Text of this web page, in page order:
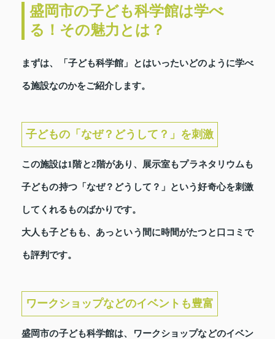
盛岡市の子ども科学館は学べ
る！その魅力とは？
まずは、「子ども科学館」とはいったいどのように学べ
る施設なのかをご紹介します。
子どもの「なぜ？どうして？」を刺激
この施設は1階と2階があり、展示室もプラネタリウムも
子どもの持つ「なぜ？どうして？」という好奇心を刺激
してくれるものばかりです。
大人も子どもも、あっという間に時間がたつと口コミで
も評判です。
ワークショップなどのイベントも豊富
盛岡市の子ども科学館は、ワークショップなどのイベン